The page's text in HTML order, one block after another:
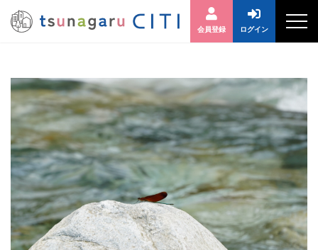
会員登録 ログイン